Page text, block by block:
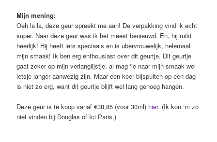
Mijn mening:
Oeh la la, deze geur spreekt me aan! De verpakking vind ik echt
super. Naar deze geur was ik het meest benieuwd. En, hij ruikt
heerlijk! Hij heeft iets speciaals en is ubervrouwelijk, helemaal
mijn smaak! Ik ben erg enthousiast over dit geurtje. Dit geurtje
gaat zeker op mijn verlanglijstje, al mag ‘ie naar mijn smaak wel
ietsje langer aanwezig zijn. Maar een keer bijspuiten op een dag
is niet zo erg, want dit geurtje blijft wel lang genoeg hangen.
Deze geur is te koop vanaf €38,85 (voor 30ml) hier. (Ik kon ‘m zo
niet vinden bij Douglas of Ici Paris.)